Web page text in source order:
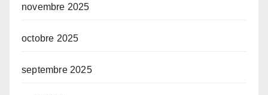
novembre 2025
octobre 2025
septembre 2025